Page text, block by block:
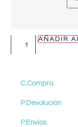
AÑADIR
C.Compra.
P.Devolución
P.Envíos.